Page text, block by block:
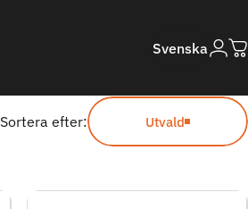
Svenska
Sortera efter: Utvald